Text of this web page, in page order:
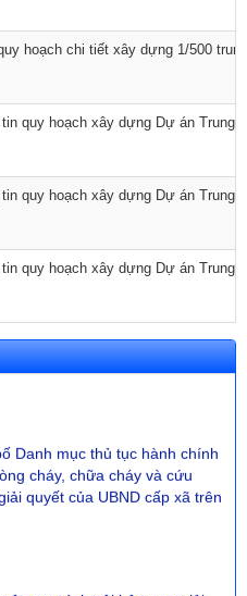
hoạch chi tiết xây dựng 1/500
quy hoạch xây dựng Dự án Trung
quy hoạch xây dựng Dự án Trung
quy hoạch xây dựng Dự án Trung
ngày 30/7/2026 của
đất hộ gia đình, cá nhân
Nhất Sơn, xã Phú Hòa 1,
Đào tạo)
Danh mục thủ tục hành chính
cháy, chữa cháy và cứu
quyết của UBND cấp xã trên
quy trình nội bộ trong giải